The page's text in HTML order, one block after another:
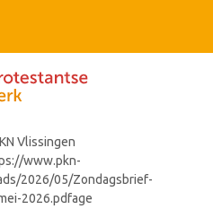
Vlissingen
www.pkn-
2026/05/Zondagsbrief-
2026.pdfage